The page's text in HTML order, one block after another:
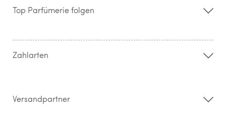
Storefinder
Kontakt
Widerrufsrecht & Rückgabebedingungen
Top Parfümerie folgen
Zahlarten
Versandpartner